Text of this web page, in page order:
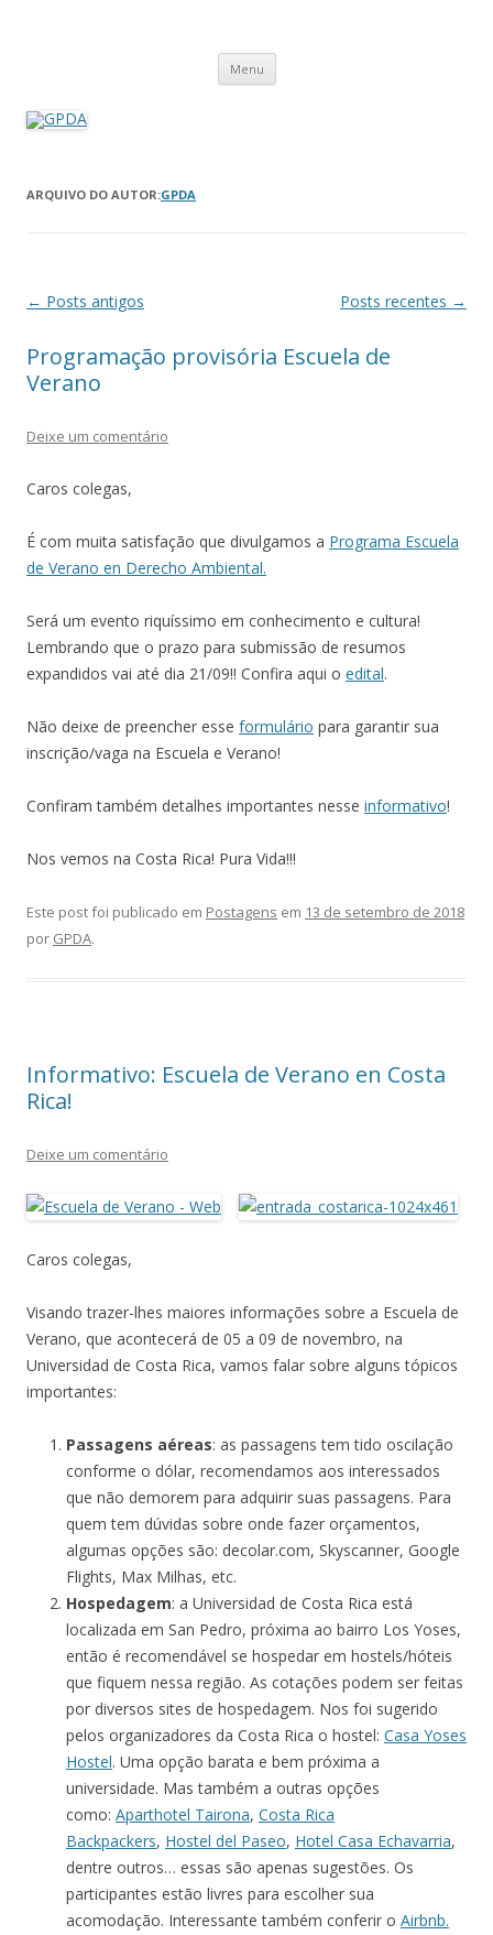
Menu Pular
o
ARQUIVO DO AUTOR:GPDA
Navegação
posts
← Posts antigos Posts recentes →
Programação provisória Escuela de
Verano
Deixe um comentário
Caros colegas,
É com muita satisfação que divulgamos a Programa Escuela
de Verano en Derecho Ambiental.
Será um evento riquíssimo em conhecimento e cultura!
Lembrando que o prazo para submissão de resumos
expandidos vai até dia 21/09!! Confira aqui o edital.
Não deixe de preencher esse formulário para garantir sua
inscrição/vaga na Escuela e Verano!
Confiram também detalhes importantes nesse informativo!
Nos vemos na Costa Rica! Pura Vida!!!
Este post foi publicado em Postagens em 13 de setembro de 2018
por GPDA.
Informativo: Escuela de Verano en Costa
Rica!
Deixe um comentário
Caros colegas,
Visando trazer-lhes maiores informações sobre a Escuela de
Verano, que acontecerá de 05 a 09 de novembro, na
Universidad de Costa Rica, vamos falar sobre alguns tópicos
importantes:
Passagens aéreas: as passagens tem tido oscilação
conforme o dólar, recomendamos aos interessados
que não demorem para adquirir suas passagens. Para
quem tem dúvidas sobre onde fazer orçamentos,
algumas opções são: decolar.com, Skyscanner, Google
Flights, Max Milhas, etc.
Hospedagem: a Universidad de Costa Rica está
localizada em San Pedro, próxima ao bairro Los Yoses,
então é recomendável se hospedar em hostels/hóteis
que fiquem nessa região. As cotações podem ser feitas
por diversos sites de hospedagem. Nos foi sugerido
pelos organizadores da Costa Rica o hostel: Casa Yoses
Hostel. Uma opção barata e bem próxima a
universidade. Mas também a outras opções
como: Aparthotel Tairona, Costa Rica
Backpackers, Hostel del Paseo, Hotel Casa Echavarria,
dentre outros… essas são apenas sugestões. Os
participantes estão livres para escolher sua
acomodação. Interessante também conferir o Airbnb.